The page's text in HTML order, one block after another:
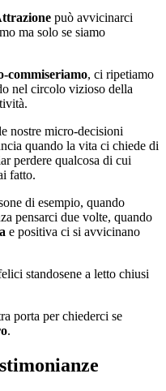
può avvicinarci
ma solo se siamo
commiseriamo, ci ripetiamo
nel circolo vizioso della
nostre micro-decisioni
quando la vita ci chiede di
perdere qualcosa di cui
fatto.
di esempio, quando
pensarci due volte, quando
e positiva ci si avvicinano
standosene a letto chiusi
porta per chiederci se
.